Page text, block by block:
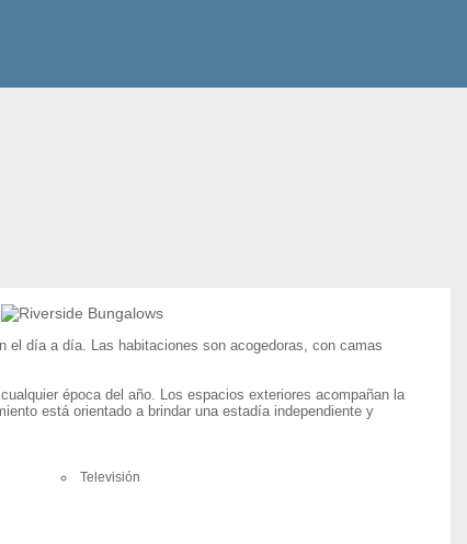
el día a día. Las habitaciones son acogedoras, con camas
época del año. Los espacios exteriores acompañan la
está orientado a brindar una estadía independiente y
Televisión